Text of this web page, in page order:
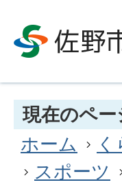
現在のペー
ホーム
スポーツ